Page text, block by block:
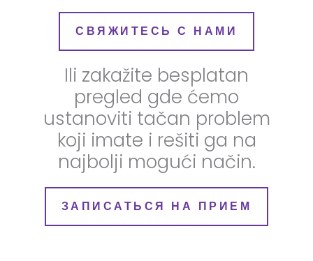
СВЯЖИТЕСЬ С НАМИ
Ili zakažite besplatan
pregled gde ćemo
ustanoviti tačan problem
koji imate i rešiti ga na
najbolji mogući način.
ЗАПИСАТЬСЯ НА ПРИЕМ